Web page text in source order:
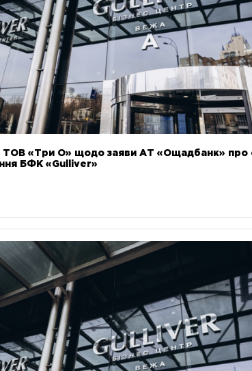
ТОВ «Три О» щодо заяви АТ «Ощадбанк» про
БФК «Gulliver»